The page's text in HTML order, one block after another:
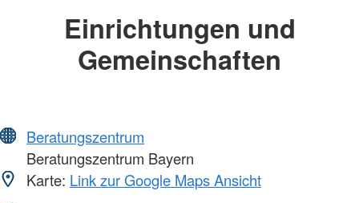
Einrichtungen und
Gemeinschaften
Beratungszentrum
Beratungszentrum Bayern
Karte: Link zur Google Maps Ansicht